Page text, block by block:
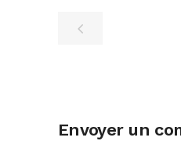
Envoyer un